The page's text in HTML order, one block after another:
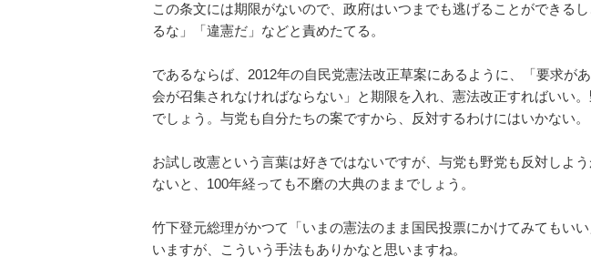
この条文には期限がないので、政府はいつまでも逃げることができる
るな」「違憲だ」などと責めたてる。
であるならば、2012年の自民党憲法改正草案にあるように、「要求が
会が召集されなければならない」と期限を入れ、憲法改正すればいい
でしょう。与党も自分たちの案ですから、反対するわけにはいかない。
お試し改憲という言葉は好きではないですが、与党も野党も反対しよ
ないと、100年経っても不磨の大典のままでしょう。
竹下登元総理がかつて「いまの憲法のまま国民投票にかけてみてもい
いますが、こういう手法もありかなと思いますね。